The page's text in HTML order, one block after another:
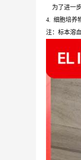
为了进一步
4. 细胞培养
注：标本溶